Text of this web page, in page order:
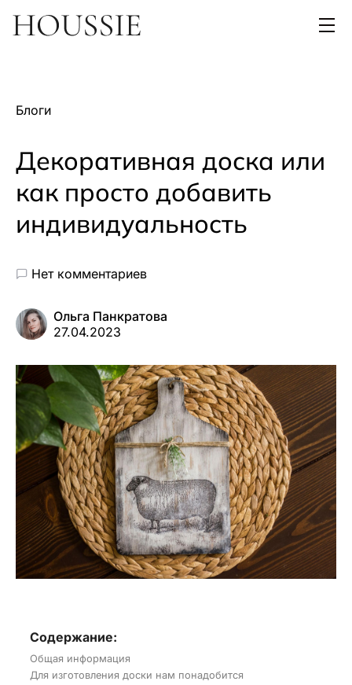
Блоги
Декоративная доска или
как просто добавить
индивидуальность
Нет комментариев
Ольга Панкратова
27.04.2023
Содержание:
Общая информация
Для изготовления доски нам понадобится